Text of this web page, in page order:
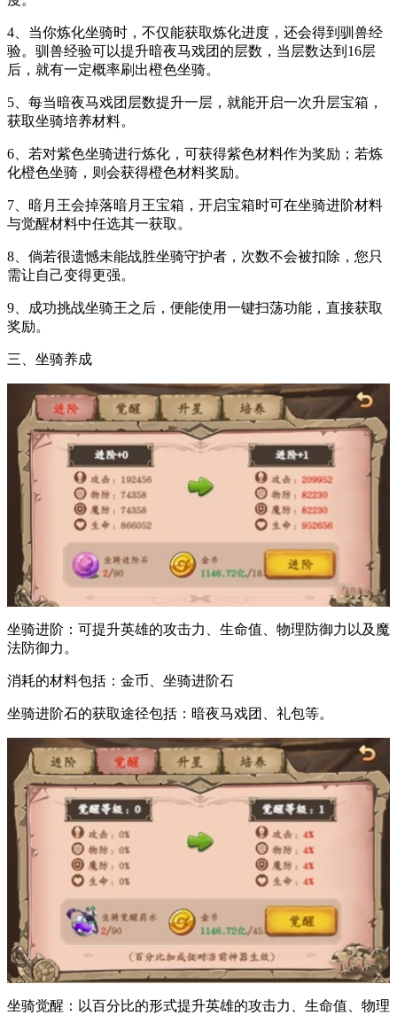
4、当你炼化坐骑时，不仅能获取炼化进度，还会得到驯兽经
验。驯兽经验可以提升暗夜马戏团的层数，当层数达到16层
后，就有一定概率刷出橙色坐骑。
5、每当暗夜马戏团层数提升一层，就能开启一次升层宝箱，
获取坐骑培养材料。
6、若对紫色坐骑进行炼化，可获得紫色材料作为奖励；若炼
化橙色坐骑，则会获得橙色材料奖励。
7、暗月王会掉落暗月王宝箱，开启宝箱时可在坐骑进阶材料
与觉醒材料中任选其一获取。
8、倘若很遗憾未能战胜坐骑守护者，次数不会被扣除，您只
需让自己变得更强。
9、成功挑战坐骑王之后，便能使用一键扫荡功能，直接获取
奖励。
三、坐骑养成
坐骑进阶：可提升英雄的攻击力、生命值、物理防御力以及魔
法防御力。
消耗的材料包括：金币、坐骑进阶石
坐骑进阶石的获取途径包括：暗夜马戏团、礼包等。
坐骑觉醒：以百分比的形式提升英雄的攻击力、生命值、物理